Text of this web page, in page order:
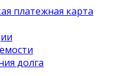
платежная карта
долга